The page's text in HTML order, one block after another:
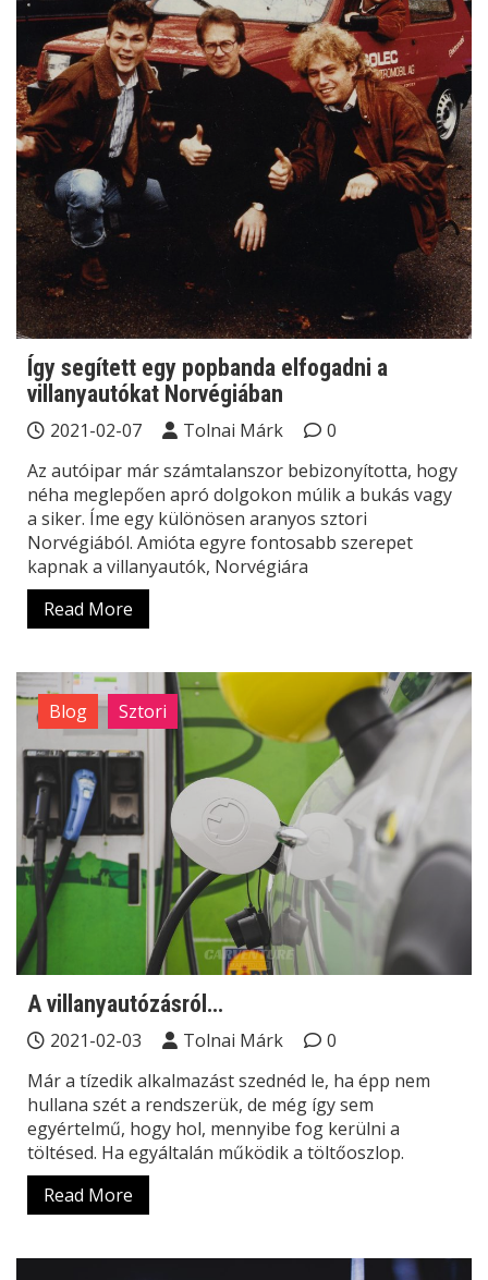
Így segített egy popbanda elfogadni a
villanyautókat Norvégiában
2021-02-07 Tolnai Márk
0
Az autóipar már számtalanszor bebizonyította, hogy
néha meglepően apró dolgokon múlik a bukás vagy
a siker. Íme egy különösen aranyos sztori
Norvégiából. Amióta egyre fontosabb szerepet
kapnak a villanyautók, Norvégiára
Read More
Blog Sztori
A villanyautózásról…
2021-02-03 Tolnai Márk
0
Már a tízedik alkalmazást szednéd le, ha épp nem
hullana szét a rendszerük, de még így sem
egyértelmű, hogy hol, mennyibe fog kerülni a
töltésed. Ha egyáltalán működik a töltőoszlop.
Read More